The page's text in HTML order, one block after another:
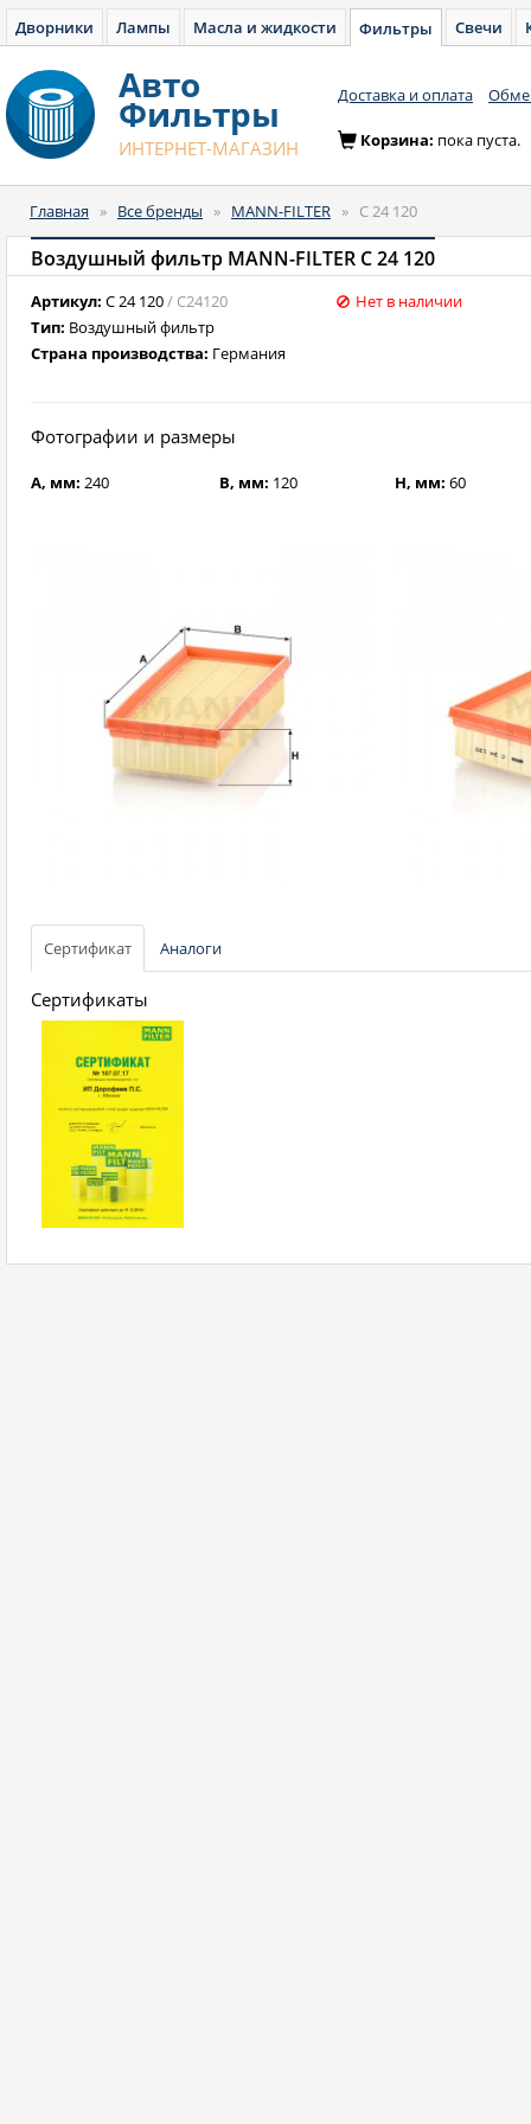
Дворники Лампы Масла и жидкости Фильтры Свечи
Авто
Фильтры
ИНТЕРНЕТ-МАГАЗИН
Доставка и оплата
Корзина: пока пуста.
Главная » Все бренды » MANN-FILTER » C 24 120
Воздушный фильтр MANN-FILTER C 24 120
Артикул: C 24 120/ C24120
Тип: Воздушный фильтр
Страна производства: Германия
Нет в наличии
Фотографии и размеры
A, мм: 240 B, мм: 120 H, мм:60
Сертификат Аналоги
Сертификаты